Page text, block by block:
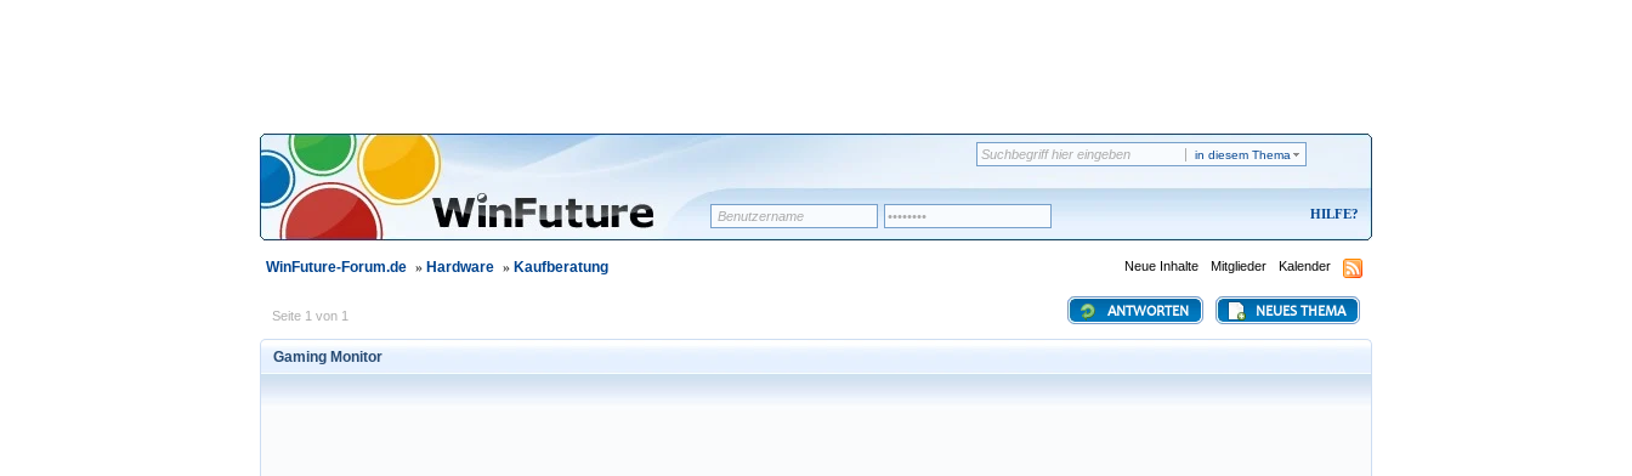
in diesem Thema
HILFE
WinFuture-Forum.de » Hardware » Kaufberatung Neue Inhalte Mitglieder Kalender
Seite 1 von 1 NEUES THEMA
ANTWORTEN
Gaming Monitor